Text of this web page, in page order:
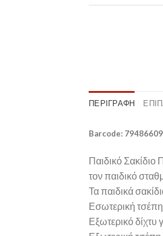
ΠΕΡΙΓΡΑΦΉ
Barcode:
Παιδικό Σακίδιο
τον παιδικό
Τα παιδικά
Εσωτερική τσέπη
Εξωτερικό δίχτυ